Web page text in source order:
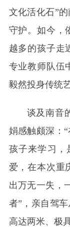
文化活化石”
守护。如今，
越多的孩子走
专业教师队伍
毅然投身传统
谈及南音
娟感触颇深：
孩子来学习，
爱，在本次重
出万无一失，
者”，亲自驾
高达两米、极